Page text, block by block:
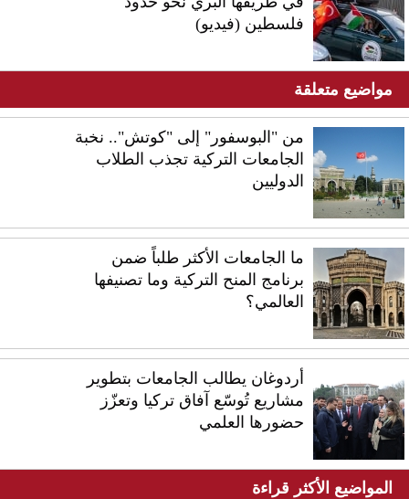
فلسطين (فيديو)
مواضيع متعلقة
من "البوسفور" إلى "كوتش".. نخبة
الجامعات التركية تجذب الطلاب
الدوليين
ما الجامعات الأكثر طلباً ضمن
برنامج المنح التركية وما تصنيفها
العالمي؟
أردوغان يطالب الجامعات بتطوير
مشاريع تُوسّع آفاق تركيا وتعزّز
حضورها العلمي
المواضيع الأكثر قراءة